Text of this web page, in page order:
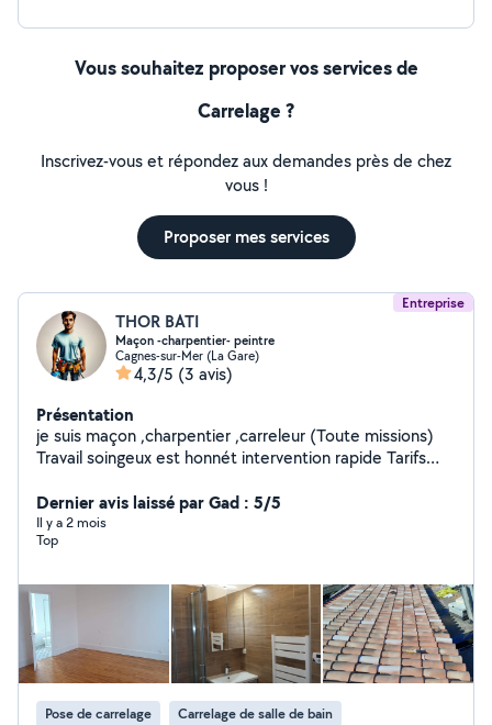
Vous souhaitez proposer vos services de
Carrelage ?
Inscrivez-vous et répondez aux demandes près de chez
vous !
Proposer mes services
Entreprise
THOR BATI
Maçon -charpentier- peintre
Cagnes-sur-Mer (La Gare)
4,3/5 (3 avis)
Présentation
je suis maçon ,charpentier ,carreleur (Toute missions)
Travail soingeux est honnét intervention rapide Tarifs
Dernier avis laissé par Gad : 5/5
Il y a 2 mois
Top
Pose de carrelage Carrelage de salle de bain